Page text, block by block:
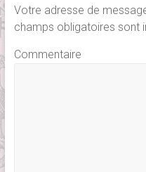
Votre adresse de
champs obligatoires sont
Commentaire